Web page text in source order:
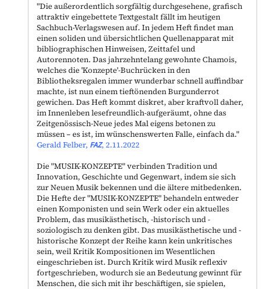
"Die außerordentlich sorgfältig durchgesehene, grafisch
attraktiv eingebettete Textgestalt fällt im heutigen
Sachbuch-Verlagswesen auf. In jedem Heft findet man
einen soliden und übersichtlichen Quellenapparat mit
bibliographischen Hinweisen, Zeittafel und
Autorennoten. Das jahrzehntelang gewohnte Chamois,
welches die 'Konzepte'-Buchrücken in den
Bibliotheksregalen immer wunderbar schnell auffindbar
machte, ist nun einem tieftönenden Burgunderrot
gewichen. Das Heft kommt diskret, aber kraftvoll daher,
im Innenleben lesefreundlich-aufgeräumt, ohne das
Zeitgenössisch-Neue jedes Mal eigens betonen zu
müssen – es ist, im wünschenswerten Falle, einfach da."
Gerald Felber, FAZ, 2.11.2022
Die "MUSIK-KONZEPTE" verbinden Tradition und
Innovation, Geschichte und Gegenwart, indem sie sich
zur Neuen Musik bekennen und die ältere mitbedenken.
Die Hefte der "MUSIK-KONZEPTE" behandeln entweder
einen Komponisten und sein Werk oder ein aktuelles
Problem, das musikästhetisch, -historisch und -
soziologisch zu denken gibt. Das musikästhetische und -
historische Konzept der Reihe kann kein unkritisches
sein, weil Kritik Kompositionen im Wesentlichen
eingeschrieben ist. Durch Kritik wird Musik reflexiv
fortgeschrieben, wodurch sie an Bedeutung gewinnt für
Menschen, die sich mit ihr beschäftigen, sie spielen,